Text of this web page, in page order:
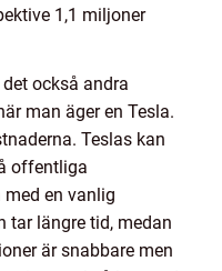
1,1 miljoner
också andra
man äger en Tesla.
Teslas kan
offentliga
en vanlig
tar längre tid, medan
är snabbare men